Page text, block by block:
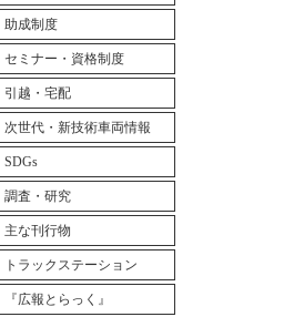
助成制度
セミナー・資格制度
引越・宅配
次世代・新技術車両情報
SDGs
調査・研究
主な刊行物
トラックステーション
『広報とらっく』